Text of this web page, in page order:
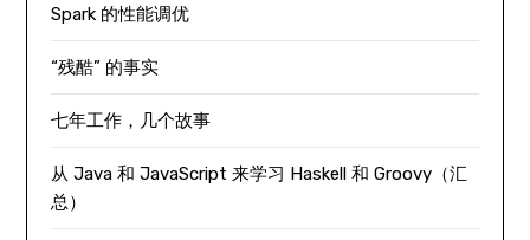
Spark 的性能调优
“残酷” 的事实
七年工作，几个故事
从 Java 和 JavaScript 来学习 Haskell 和 Groovy（汇
总）